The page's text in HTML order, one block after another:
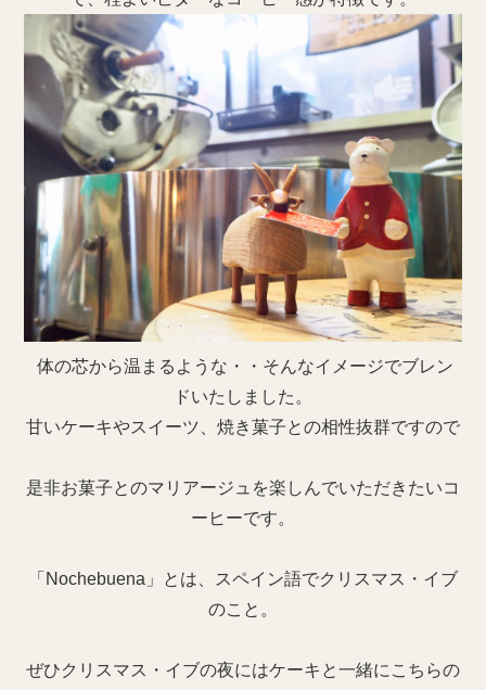
体の芯から温まるような・・そんなイメージでブレン
ドいたしました。
甘いケーキやスイーツ、焼き菓子との相性抜群ですので
是非お菓子とのマリアージュを楽しんでいただきたいコ
ーヒーです。
「Nochebuena」とは、スペイン語でクリスマス・イブ
のこと。
ぜひクリスマス・イブの夜にはケーキと一緒にこちらの